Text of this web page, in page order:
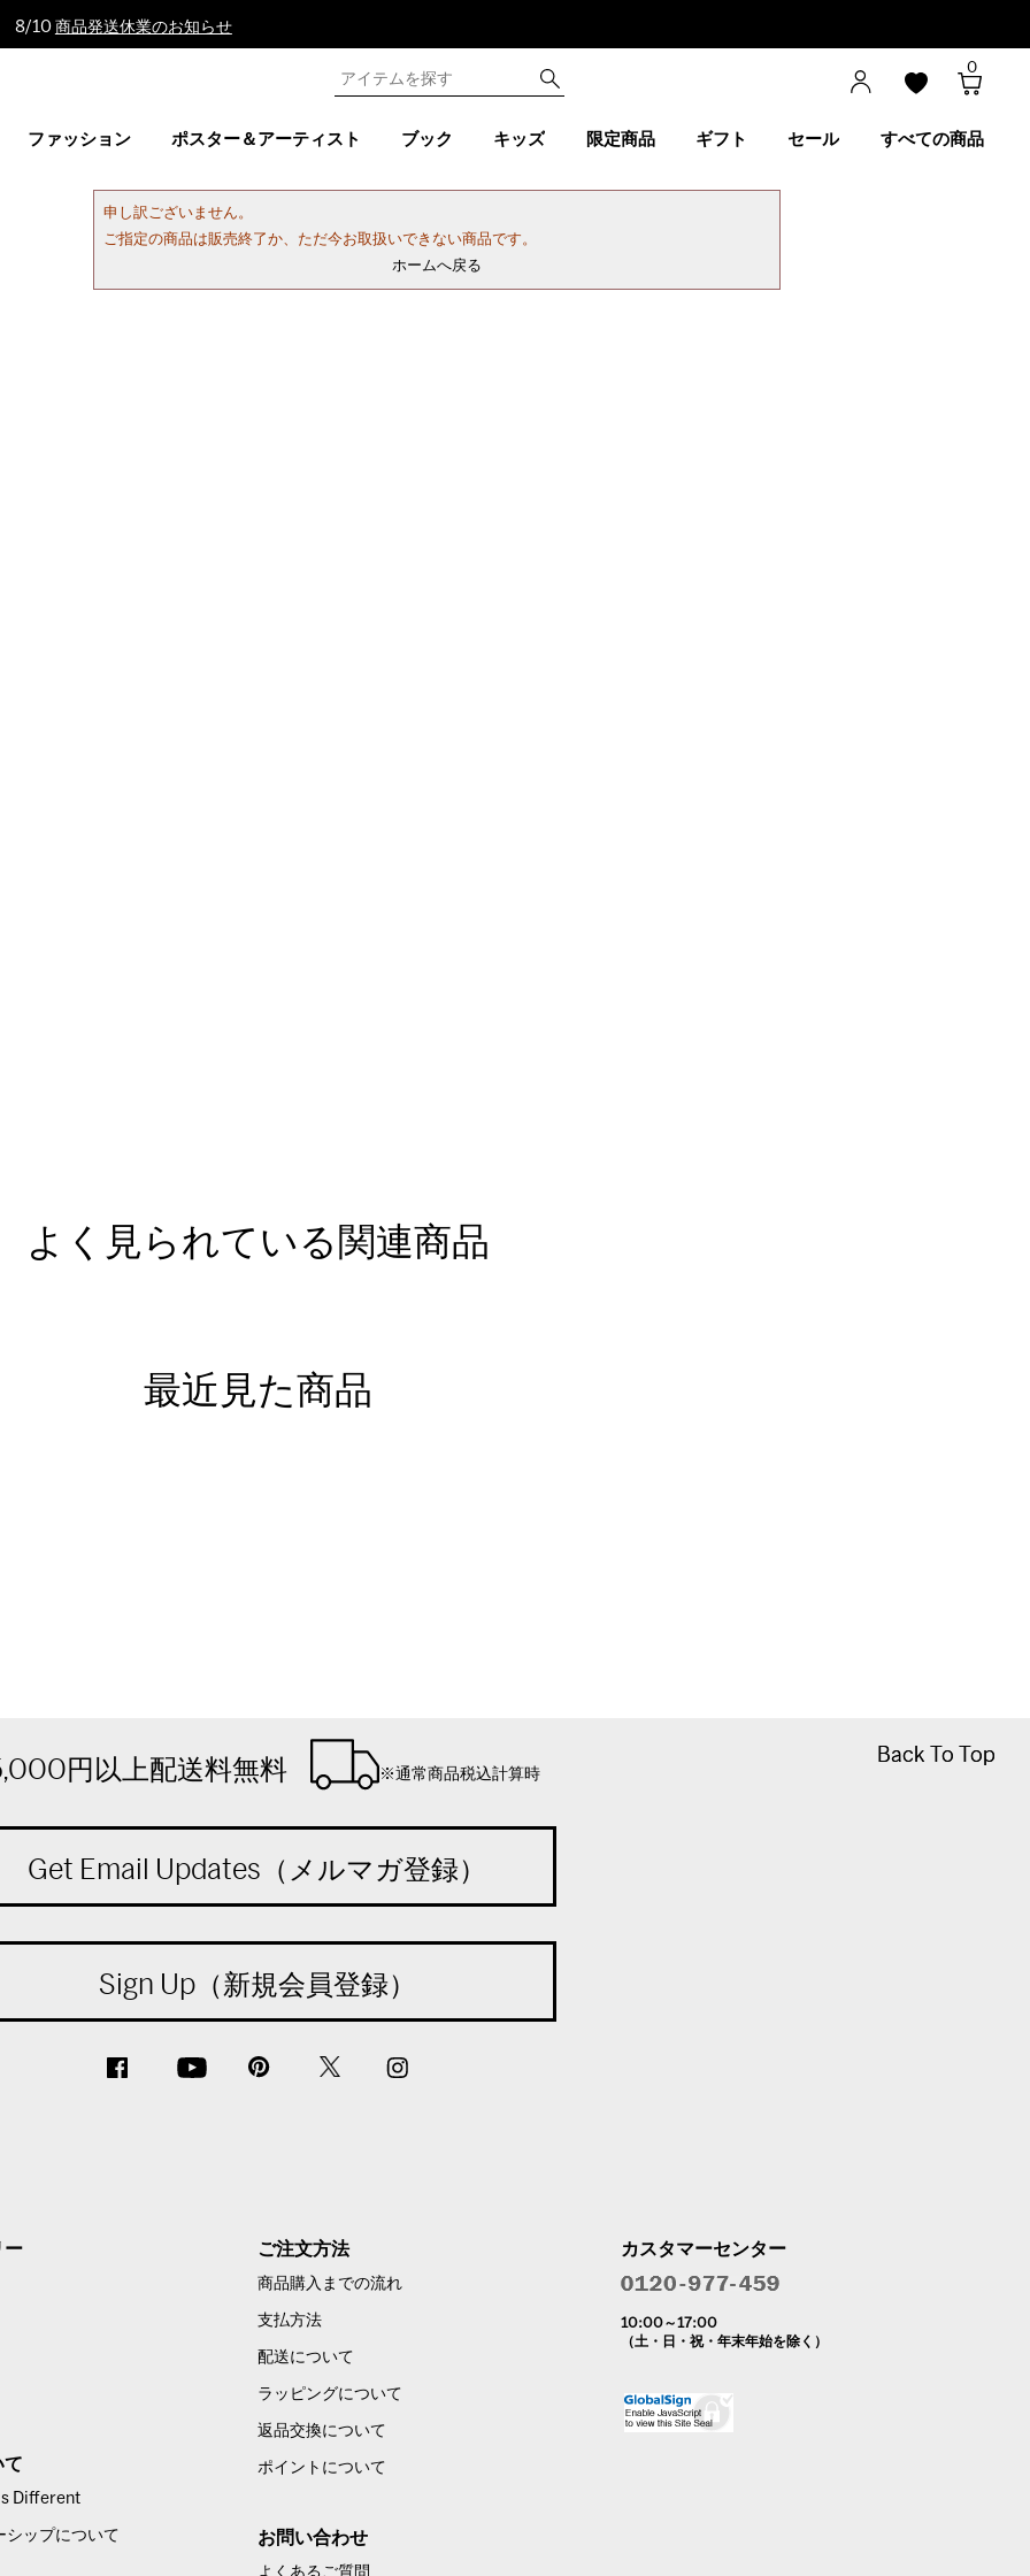
8/10 商品発送休業のお知らせ
0
ファッション ポスター＆アーティスト ブック キッズ 限定商品 ギフト セール すべての商品
申し訳ございません。
ご指定の商品は販売終了か、ただ今お取扱いできない商品です。
ホームへ戻る
よく見られている関連商品
最近見た商品
Back To Top
Back To Top
円以上配送料無料 ※通常商品税込計算時
Get Email Updates（メルマガ登録）
Sign Up（新規会員登録）
ー
て
Different
シップについて
ご注文方法
商品購入までの流れ
支払方法
配送について
ラッピングについて
返品交換について
ポイントについて
お問い合わせ
よくあるご質問
カスタマーセンター
10:00～17:00
（土・日・祝・年末年始を除く）